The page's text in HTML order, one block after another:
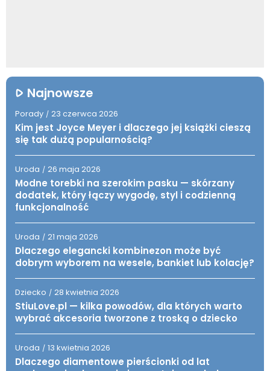
Najnowsze
Porady / 23 czerwca 2026
Kim jest Joyce Meyer i dlaczego jej książki cieszą
się tak dużą popularnością?
Uroda / 26 maja 2026
Modne torebki na szerokim pasku — skórzany
dodatek, który łączy wygodę, styl i codzienną
funkcjonalność
Uroda / 21 maja 2026
Dlaczego elegancki kombinezon może być
dobrym wyborem na wesele, bankiet lub kolację?
Dziecko / 28 kwietnia 2026
StiuLove.pl — kilka powodów, dla których warto
wybrać akcesoria tworzone z troską o dziecko
Uroda / 13 kwietnia 2026
Dlaczego diamentowe pierścionki od lat